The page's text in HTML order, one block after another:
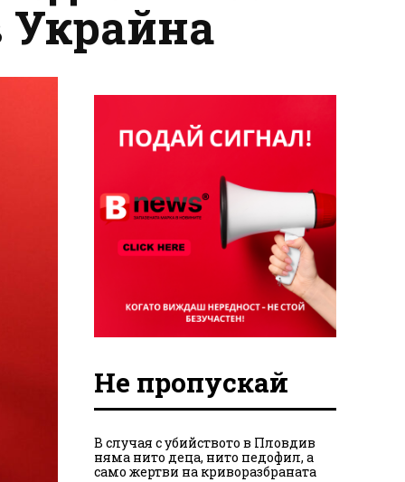
Украйна
Не пропускай
В случая с убийството в Пловдив
няма нито деца, нито педофил, а
само жертви на криворазбраната